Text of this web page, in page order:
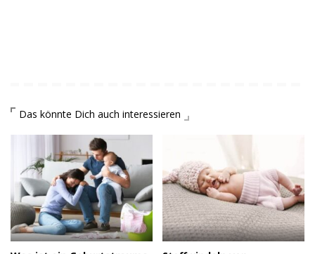
Das könnte Dich auch interessieren